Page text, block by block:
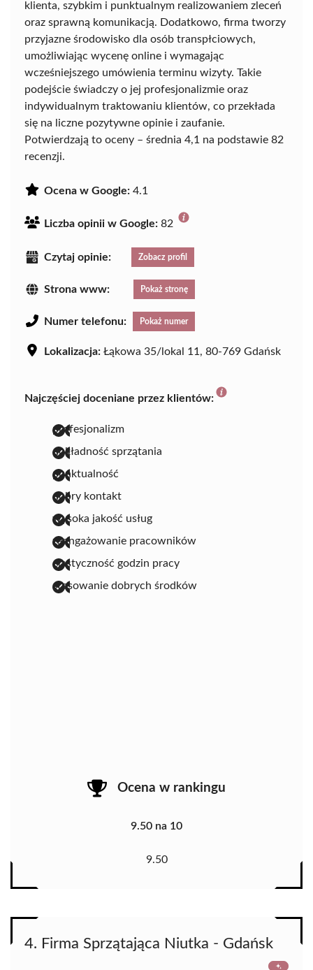
klienta, szybkim i punktualnym realizowaniem zleceń
oraz sprawną komunikacją. Dodatkowo, firma tworzy
przyjazne środowisko dla osób transpłciowych,
umożliwiając wycenę online i wymagając
wcześniejszego umówienia terminu wizyty. Takie
podejście świadczy o jej profesjonalizmie oraz
indywidualnym traktowaniu klientów, co przekłada
się na liczne pozytywne opinie i zaufanie.
Potwierdzają to oceny – średnia 4,1 na podstawie 82
recenzji.
Ocena w Google: 4.1
Liczba opinii w Google: 82
Czytaj opinie: Zobacz profil
Strona www: Pokaż stronę
Numer telefonu: Pokaż numer
Lokalizacja: Łąkowa 35/lokal 11, 80-769 Gdańsk
Najczęściej doceniane przez klientów:
profesjonalizm
dokładność sprzątania
punktualność
dobry kontakt
wysoka jakość usług
zaangażowanie pracowników
elastyczność godzin pracy
stosowanie dobrych środków
Ocena w rankingu
9.50 na 10
9.50
4. Firma Sprzątająca Niutka - Gdańsk